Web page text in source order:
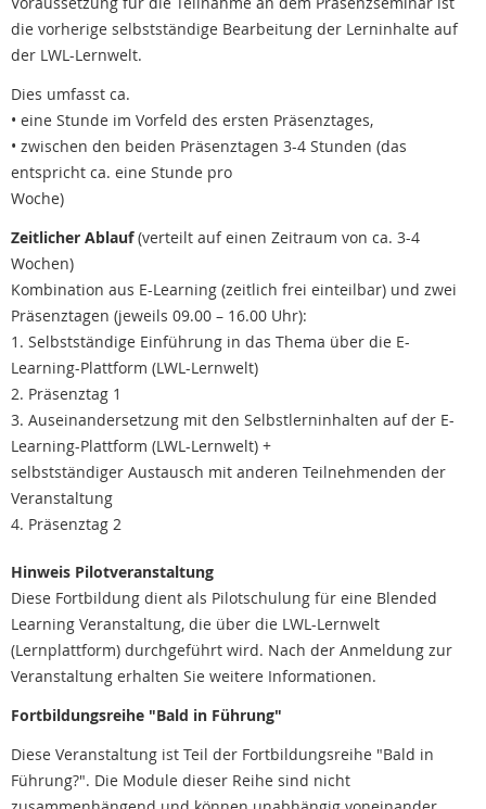
die vorherige selbstständige Bearbeitung der Lerninhalte auf
der LWL-Lernwelt.
Dies umfasst ca.
• eine Stunde im Vorfeld des ersten Präsenztages,
• zwischen den beiden Präsenztagen 3-4 Stunden (das
entspricht ca. eine Stunde pro
Woche)
Zeitlicher Ablauf(verteilt auf einen Zeitraum von ca. 3-4
Wochen)
Kombination aus E-Learning (zeitlich frei einteilbar) und zwei
Präsenztagen (jeweils 09.00 – 16.00 Uhr):
1. Selbstständige Einführung in das Thema über die E-
Learning-Plattform (LWL-Lernwelt)
2. Präsenztag 1
3. Auseinandersetzung mit den Selbstlerninhalten auf der E-
Learning-Plattform (LWL-Lernwelt) +
selbstständiger Austausch mit anderen Teilnehmenden der
Veranstaltung
4. Präsenztag 2
Hinweis Pilotveranstaltung
Diese Fortbildung dient als Pilotschulung für eine Blended
Learning Veranstaltung, die über die LWL-Lernwelt
(Lernplattform) durchgeführt wird. Nach der Anmeldung zur
Veranstaltung erhalten Sie weitere Informationen.
Fortbildungsreihe "Bald in Führung"
Diese Veranstaltung ist Teil der Fortbildungsreihe "Bald in
Führung?". Die Module dieser Reihe sind nicht